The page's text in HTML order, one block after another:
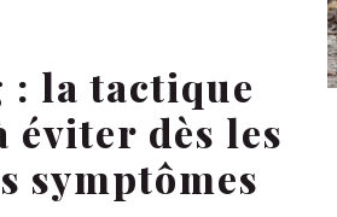
: la tactique
dès les
symptômes